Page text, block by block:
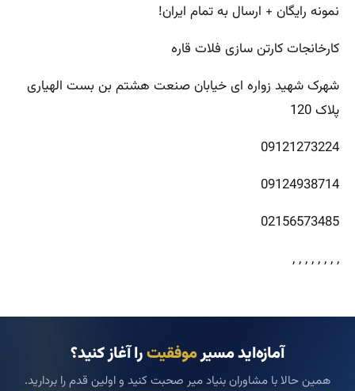
نمونه رایگان + ارسال به تمام ایران!
کارخانجات کارتن سازی فلات قاره
شهرک شهید زواره ای خیابان صنعت هشتم بن بست الهیاری
پلاک 120
09121273224
09124938714
02156573485
, , , , , , , ,
آمازه‌اید مسیرموفقیترا آغاز کنید؟
همین حالا با مشاوران بنیاد میر صحبت کنید و اولین قدم را بردارید.